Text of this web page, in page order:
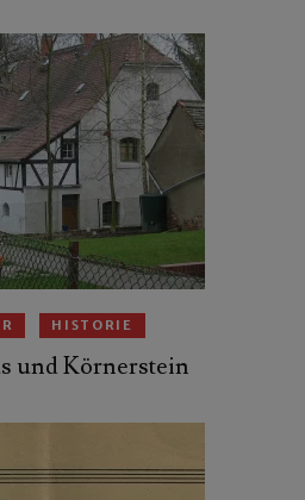
HISTORIE
und Körnerstein